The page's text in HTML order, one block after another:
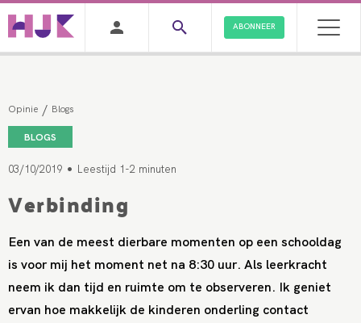
ABONNEER
Opinie / Blogs
BLOGS
03/10/2019 • Leestijd 1-2 minuten
Verbinding
Een van de meest dierbare momenten op een schooldag
is voor mij het moment net na 8:30 uur. Als leerkracht
neem ik dan tijd en ruimte om te observeren. Ik geniet
ervan hoe makkelijk de kinderen onderling contact